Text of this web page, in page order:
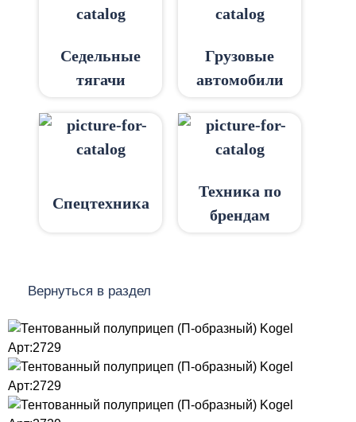
Седельные
тягачи
Грузовые
автомобили
Спецтехника
Техника по
брендам
Вернуться в раздел